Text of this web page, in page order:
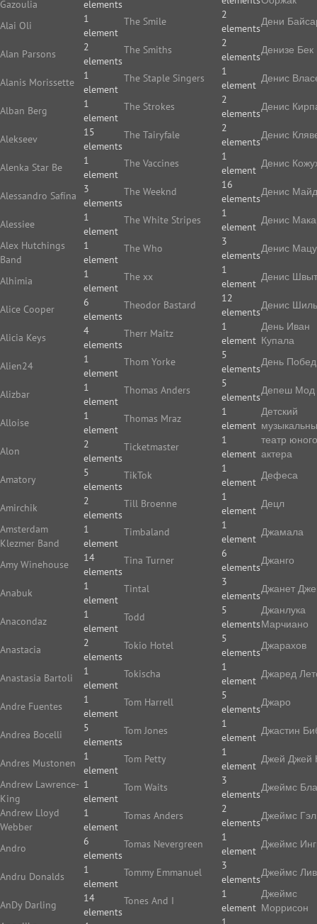
Gazoulia
elements
Alai Oli
1
element
Alan Parsons
2
elements
Alanis Morissette
1
element
Alban Berg
1
element
Alekseev
15
elements
Alenka Star Be
1
element
Alessandro Safína
3
elements
Alessiee
1
element
Alex Hutchings
Band
1
element
Alhimia
1
element
Alice Cooper
6
elements
Alicia Keys
4
elements
Alien24
1
element
Alizbar
1
element
Alloise
1
element
Alon
2
elements
Amatory
5
elements
Amirchik
2
elements
Amsterdam
Klezmer Band
1
element
Amy Winehouse
14
elements
Anabuk
1
element
Anacondaz
1
element
Anastacia
2
elements
Anastasia Bartoli
1
element
Andre Fuentes
1
element
Andrea Bocelli
5
elements
Andres Mustonen
1
element
Andrew Lawrence-
King
1
element
Andrew Lloyd
Webber
1
element
Andro
6
elements
Andru Donalds
1
element
AnDy Darling
14
elements
The Smile
2
elements
The Smiths
2
elements
The Staple Singers
1
element
The Strokes
2
elements
The Tairyfale
2
elements
The Vaccines
1
element
The Weeknd
16
elements
The White Stripes
1
element
The Who
3
elements
The xx
1
element
Theodor Bastard
12
elements
Therr Maitz
1
element
Thom Yorke
5
elements
Thomas Anders
5
elements
Thomas Mraz
1
element
Ticketmaster
1
element
TikTok
1
element
Till Broenne
1
element
Timbaland
1
element
Tina Turner
6
elements
Tintal
3
elements
Todd
5
elements
Tokio Hotel
5
elements
Tokischa
1
element
Tom Harrell
5
elements
Tom Jones
1
element
Tom Petty
1
element
Tom Waits
3
elements
Tomas Anders
2
elements
Tomas Nevergreen
1
element
Tommy Emmanuel
3
elements
Tones And I
1
element
Дени
Денизе Бек
Денис
Денис
Денис
Денис
Денис
Денис
Денис
Денис
Денис
День Иван
Купала
День
Депеш Мод
Детский
театр юного
актера
Дефеса
Децл
Джамала
Джанго
Джанет
Джанлука
Марчиано
Джарахов
Джаред
Джаро
Джастин
Джей Джей
Джеймс
Джеймс
Джеймс
Джеймс
Джеймс
Моррисон